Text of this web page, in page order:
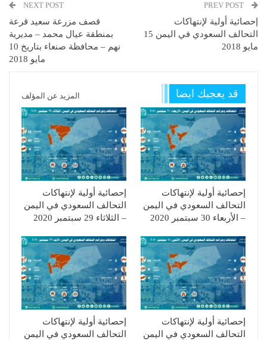
إحصائية أولية لإنتهاكات
التحالف السعودي في اليمن 15
مايو 2018
NEXT POST
قصف مزرعة سعيد قرعة
بمنطقة عيال محمد – مديرية
نهم – محافظة صنعاء بتاريخ 10
مايو 2018
قد يعجبك ايضا المزيد عن المؤلف
إحصائية أولية لإنتهاكات
التحالف السعودي في اليمن
– الأربعاء 30 سبتمبر 2020
إحصائية أولية لإنتهاكات
التحالف السعودي في اليمن
– الثلاثاء 29 سبتمبر 2020
إحصائية أولية لإنتهاكات
التحالف السعودي في اليمن
إحصائية أولية لإنتهاكات
التحالف السعودي في اليمن